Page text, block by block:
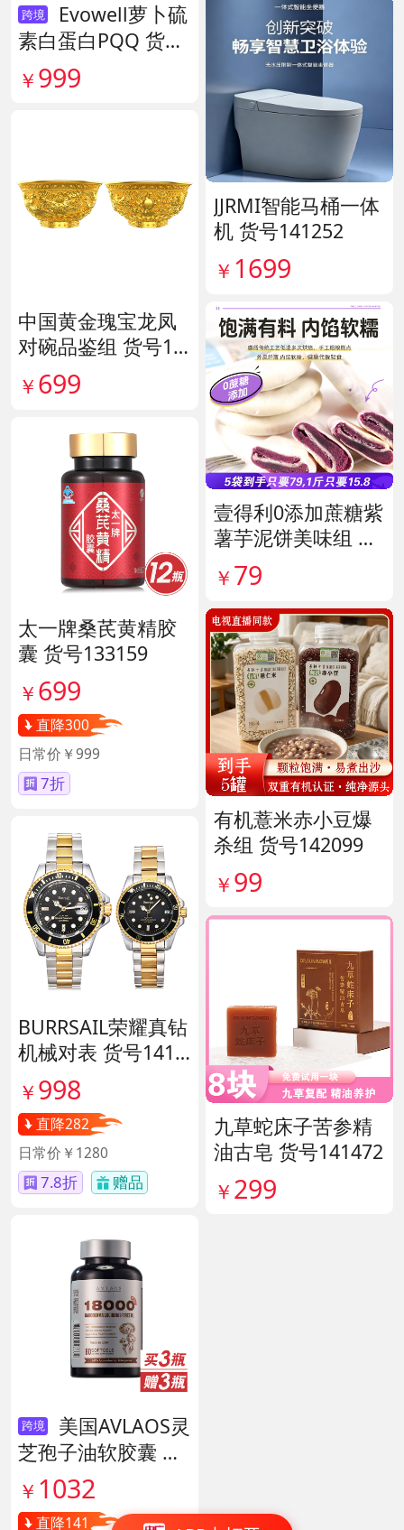
跨境
Evowell萝卜硫
素白蛋白PQQ 货号
142042
￥ 999
中国黄金瑰宝龙凤
对碗品鉴组 货号14
0563
￥ 699
太一牌桑芪黄精胶
囊 货号133159
￥ 699
直降300
日常价￥999
7折
BURRSAIL荣耀真钻
机械对表 货号1412
65
￥ 998
直降282
日常价￥1280
7.8折 赠品
跨境
美国AVLAOS灵
芝孢子油软胶囊 货
号139605
￥ 1032
直降141
JJRMI智能马桶一体
机 货号141252
￥ 1699
壹得利0添加蔗糖紫
薯芋泥饼美味组 货
号141287
￥ 79
有机薏米赤小豆爆
杀组 货号142099
￥ 99
九草蛇床子苦参精
油古皂 货号141472
￥ 299